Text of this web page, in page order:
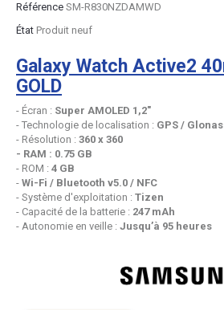
Référence SM-R830NZDAMWD
État Produit neuf
Galaxy Watch Active2
GOLD
- Écran : Super AMOLED 1,2"
- Technologie de localisation : GPS /
- Résolution : 360 x 360
- RAM : 0.75 GB
- ROM : 4 GB
- Wi-Fi / Bluetooth v5.0 / NFC
- Système d'exploitation : Tizen
- Capacité de la batterie : 247 mAh
- Autonomie en veille : Jusqu’à 95 heures